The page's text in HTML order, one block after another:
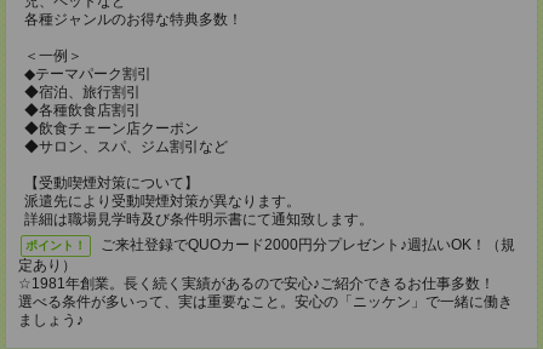
各種ジャンルのお得な特典多数！
＜一例＞
◆テーマパーク割引
◆宿泊、旅行割引
◆各種飲食店割引
◆飲食チェーン店クーポン
◆サロン、スパ、ジム割引など
【受動喫煙対策について】
派遣先により受動喫煙対策が異なります。
詳細は職場見学時及び条件明示書にて通知致します。
ポイント！
ご来社登録でQUOカード2000円分プレゼント♪週払いOK！（規
定あり）
☆1981年創業。長く続く実績があるので安心♪ご紹介できるお仕事多数！
選べる条件が多いって、実は重要なこと。安心の「ニッケン」で一緒に働き
ましょう♪